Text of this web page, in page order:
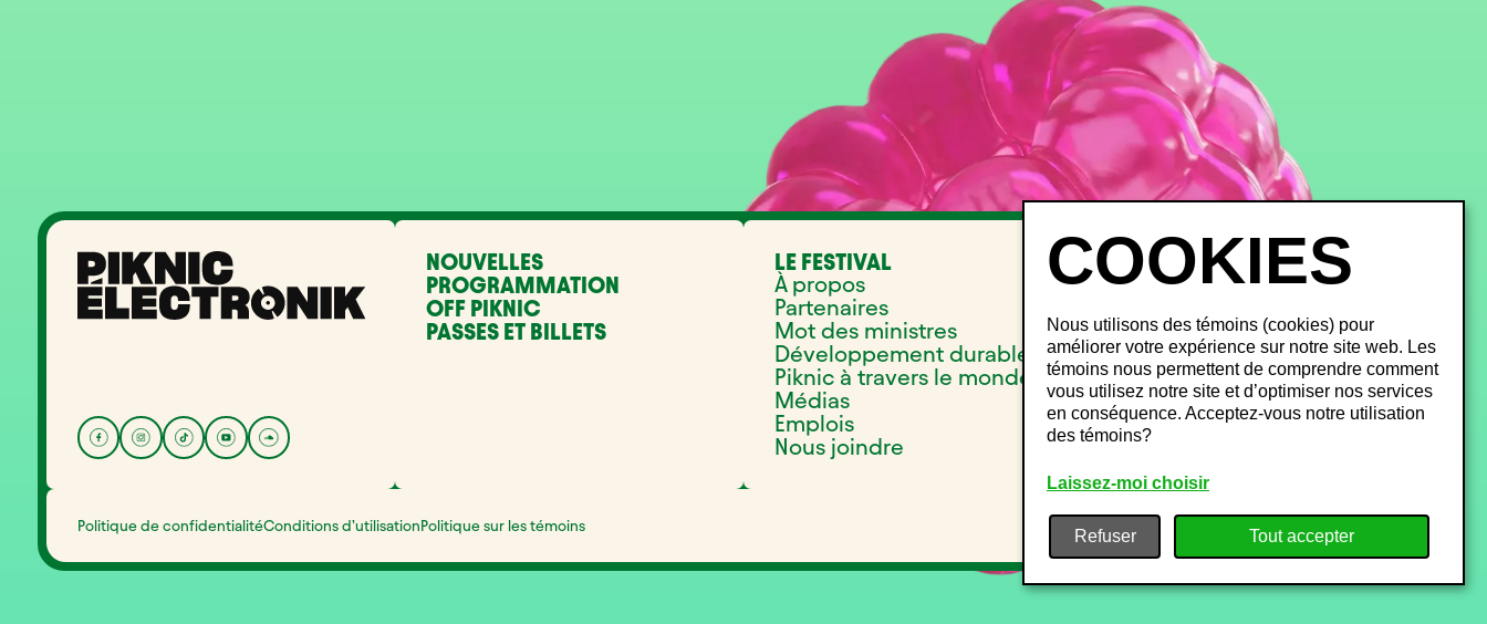
NOUVELLES
PROGRAMMATION
OFF PIKNIC
PASSES ET BILLETS
LE FESTIVAL
À propos
Partenaires
Mot des ministres
Développement durable
Piknic à travers le monde
Médias
Emplois
Nous joindre
INFOS FESTIVALIERS
FAQ
Gestion du bruit
Plan de site
Politique de confidentialitéConditions d’utilisationPolitique sur les témoins
Nous utilisons des témoins (cookies) pour
améliorer votre expérience sur notre site web. Les
témoins nous permettent de comprendre comment
vous utilisez notre site et d’optimiser nos services
en conséquence. Acceptez-vous notre utilisation
des témoins?
Laissez-moi choisir